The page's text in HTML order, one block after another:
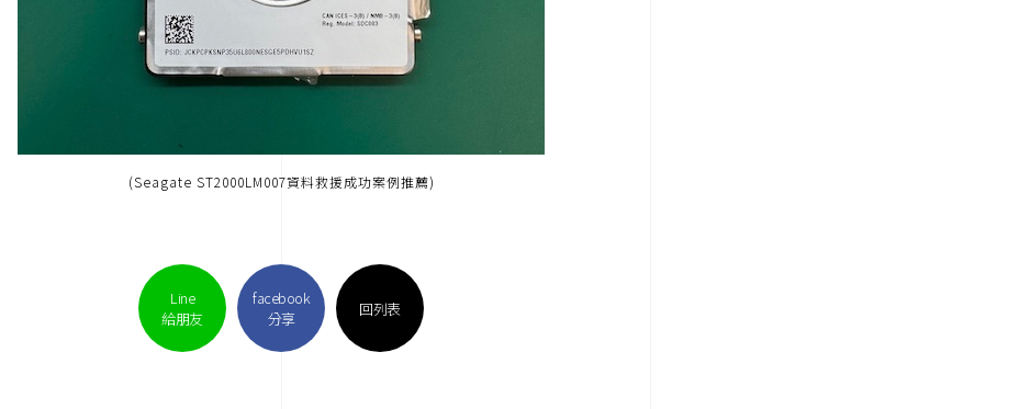
(Seagate ST2000LM007資料救援成功案例推薦)
Line
給朋友
facebook
分享
回列表